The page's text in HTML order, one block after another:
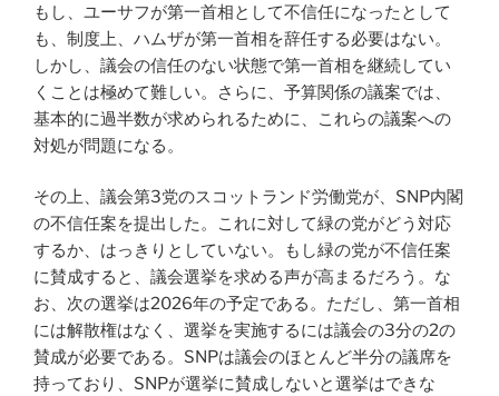
もし、ユーサフが第一首相として不信任になったとして
も、制度上、ハムザが第一首相を辞任する必要はない。
しかし、議会の信任のない状態で第一首相を継続してい
くことは極めて難しい。さらに、予算関係の議案では、
基本的に過半数が求められるために、これらの議案への
対処が問題になる。
その上、議会第3党のスコットランド労働党が、SNP内閣
の不信任案を提出した。これに対して緑の党がどう対応
するか、はっきりとしていない。もし緑の党が不信任案
に賛成すると、議会選挙を求める声が高まるだろう。な
お、次の選挙は2026年の予定である。ただし、第一首相
には解散権はなく、選挙を実施するには議会の3分の2の
賛成が必要である。SNPは議会のほとんど半分の議席を
持っており、SNPが選挙に賛成しないと選挙はできな